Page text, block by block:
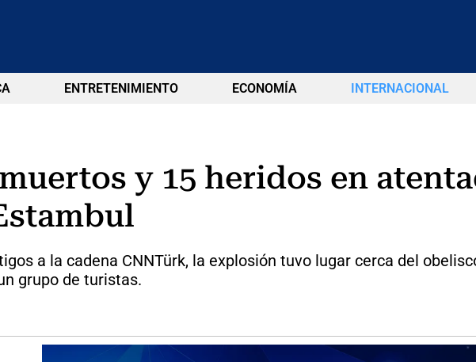
ENTRETENIMIENTO ECONOMÍA INTERNACIONAL
y 15 heridos en
a la cadena CNNTürk, la explosión tuvo lugar cerca del
grupo de turistas.